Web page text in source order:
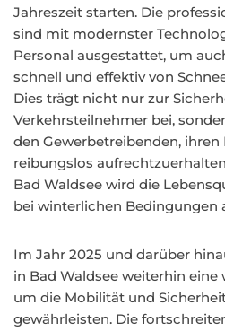
Jahreszeit starten. Die
sind mit modernster
Personal ausgestattet, um
schnell und effektiv von
Dies trägt nicht nur zur
Verkehrsteilnehmer bei,
den Gewerbetreibenden,
reibungslos
Bad Waldsee wird die
bei winterlichen Bedingungen
Im Jahr 2025 und darüber
in Bad Waldsee weiterhin eine
um die Mobilität und
gewährleisten. Die